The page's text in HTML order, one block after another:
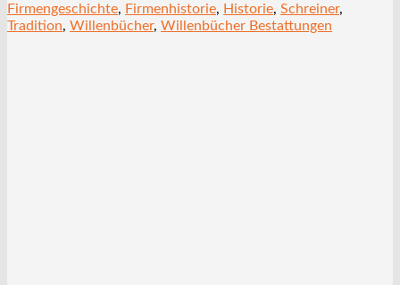
Firmengeschichte, Firmenhistorie, Historie, Schreiner,
Tradition, Willenbücher, Willenbücher Bestattungen